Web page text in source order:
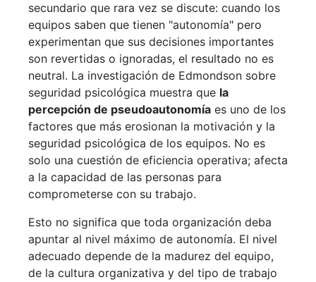
secundario que rara vez se discute: cuando los
equipos saben que tienen "autonomía" pero
experimentan que sus decisiones importantes
son revertidas o ignoradas, el resultado no es
neutral. La investigación de Edmondson sobre
seguridad psicológica muestra que la
percepción de pseudoautonomía es uno de los
factores que más erosionan la motivación y la
seguridad psicológica de los equipos. No es
solo una cuestión de eficiencia operativa; afecta
a la capacidad de las personas para
comprometerse con su trabajo.
Esto no significa que toda organización deba
apuntar al nivel máximo de autonomía. El nivel
adecuado depende de la madurez del equipo,
de la cultura organizativa y del tipo de trabajo